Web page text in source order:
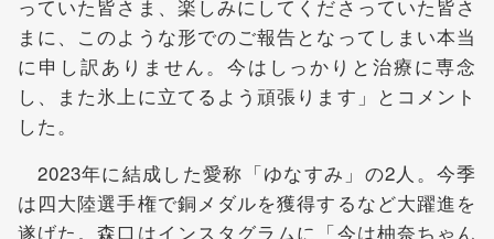
っていた皆さま、楽しみにしてくださっていた皆さ
まに、このような形でのご報告となってしまい本当
に申し訳ありません。今はしっかりと治療に専念
し、また氷上に立てるよう頑張ります」とコメント
した。
2023年に結成した愛称「ゆなすみ」の2人。今季
は四大陸選手権で銅メダルを獲得するなど大躍進を
遂げた。森口はインスタグラムに「今は柚奈ちゃん